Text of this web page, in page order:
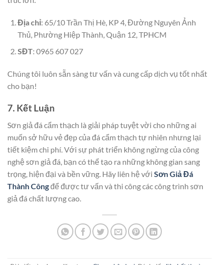
Địa chỉ: 65/10 Trần Thị Hè, KP 4, Đường Nguyên Ảnh
Thủ, Phường Hiệp Thành, Quận 12, TPHCM
SĐT: 0965 607 027
Chúng tôi luôn sẵn sàng tư vấn và cung cấp dịch vụ tốt nhất
cho bạn!
7. Kết Luận
Sơn giả đá cẩm thạch là giải pháp tuyệt vời cho những ai
muốn sở hữu vẻ đẹp của đá cẩm thạch tự nhiên nhưng lại
tiết kiệm chi phí. Với sự phát triển không ngừng của công
nghệ sơn giả đá, bạn có thể tạo ra những không gian sang
trọng, hiện đại và bền vững. Hãy liên hệ với Sơn Giả Đá
Thành Côngđể được tư vấn và thi công các công trình sơn
giả đá chất lượng cao.